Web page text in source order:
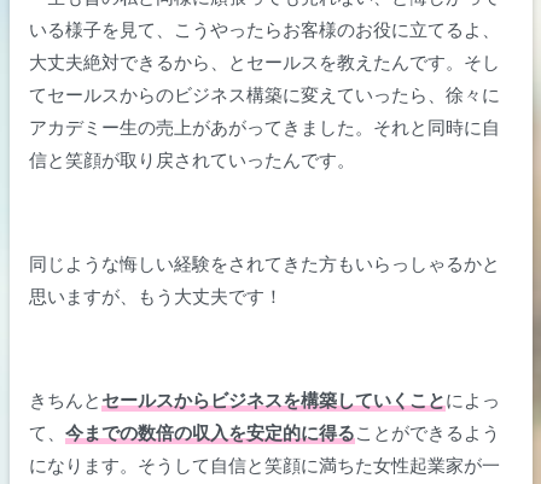
いる様子を見て、こうやったらお客様のお役に立てるよ、
大丈夫絶対できるから、とセールスを教えたんです。そし
てセールスからのビジネス構築に変えていったら、徐々に
アカデミー生の売上があがってきました。それと同時に自
信と笑顔が取り戻されていったんです。
同じような悔しい経験をされてきた方もいらっしゃるかと
思いますが、もう大丈夫です！
きちんとセールスからビジネスを構築していくことによっ
て、 今までの数倍の収入を安定的に得ることができるよう
になります。そうして自信と笑顔に満ちた女性起業家が一